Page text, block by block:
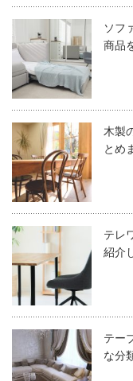
ソフ
商品
木製
とめ
テレ
紹介
テー
な分